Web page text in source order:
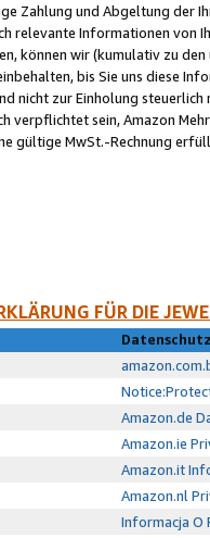
Zahlung und Abgeltung der
relevante Informationen von
können wir (kumulativ zu
bis Sie uns diese
nicht zur Einholung
verpflichtet sein, Amazon
gültige MwSt.-Rechnung
FÜR DIE
Amazon.de
Amazon.ie
Amazon.it
Amazon.nl
Informacja O